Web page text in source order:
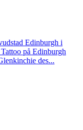
Edinburgh i
på Edinburgh
des...